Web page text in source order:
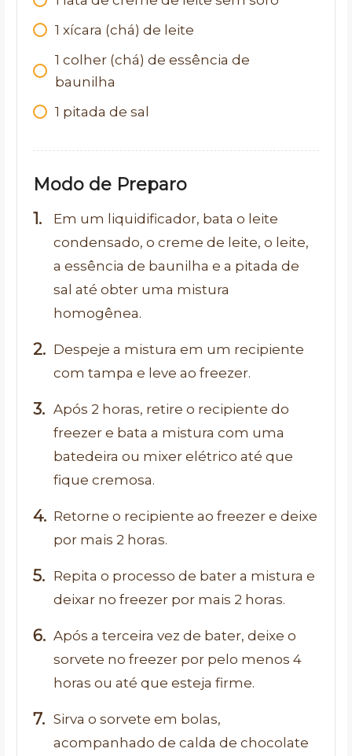
1 xícara (chá) de leite
1 colher (chá) de essência de
baunilha
1 pitada de sal
Modo de Preparo
Em um liquidificador, bata o leite
condensado, o creme de leite, o leite,
a essência de baunilha e a pitada de
sal até obter uma mistura
homogênea.
Despeje a mistura em um recipiente
com tampa e leve ao freezer.
Após 2 horas, retire o recipiente do
freezer e bata a mistura com uma
batedeira ou mixer elétrico até que
fique cremosa.
Retorne o recipiente ao freezer e deixe
por mais 2 horas.
Repita o processo de bater a mistura e
deixar no freezer por mais 2 horas.
Após a terceira vez de bater, deixe o
sorvete no freezer por pelo menos 4
horas ou até que esteja firme.
Sirva o sorvete em bolas,
acompanhado de calda de chocolate